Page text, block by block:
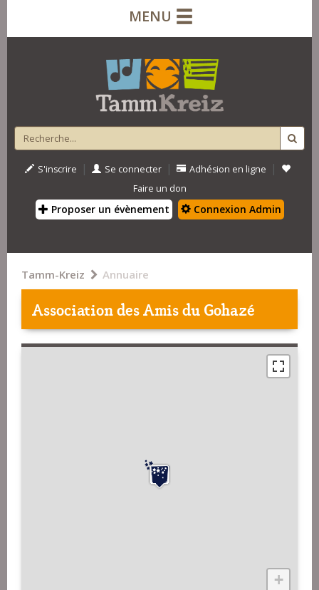
MENU
S'inscrire | Se connecter | Adhésion en ligne |
Faire un don
Proposer un évènement Connexion Admin
Tamm-Kreiz Annuaire
Association des Amis du Gohazé
+